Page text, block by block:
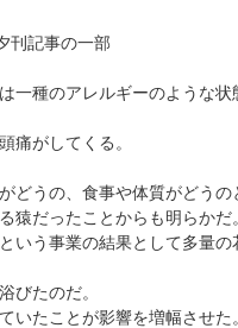
刊記事の一部
種のアレルギーのような状
痛がしてくる。
どうの、食事や体質がどう
猿だったことからも明らかだ。
う事業の結果として多量の
びたのだ。
いたことが影響を増幅させた。